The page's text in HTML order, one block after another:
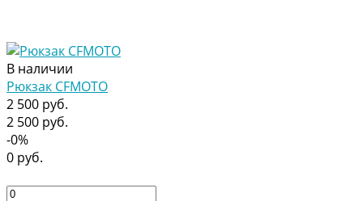
В наличии
Рюкзак CFMOTO
2 500 руб.
2 500 руб.
-0%
0 руб.